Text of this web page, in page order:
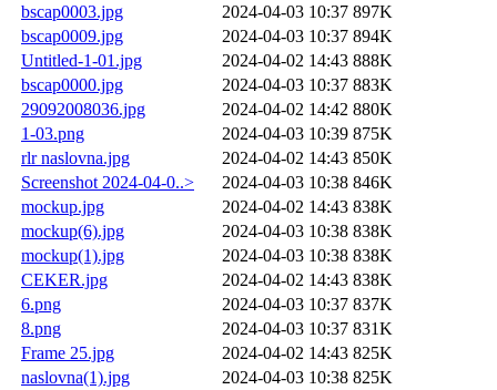
bscap0003.jpg
2024-04-03 10:37 897K
bscap0009.jpg
2024-04-03 10:37 894K
Untitled-1-01.jpg
2024-04-02 14:43 888K
bscap0000.jpg
2024-04-03 10:37 883K
29092008036.jpg
2024-04-02 14:42 880K
1-03.png
2024-04-03 10:39 875K
rlr naslovna.jpg
2024-04-02 14:43 850K
Screenshot 2024-04-0..>
2024-04-03 10:38 846K
mockup.jpg
2024-04-02 14:43 838K
mockup(6).jpg
2024-04-03 10:38 838K
mockup(1).jpg
2024-04-03 10:38 838K
CEKER.jpg
2024-04-02 14:43 838K
6.png
2024-04-03 10:37 837K
8.png
2024-04-03 10:37 831K
Frame 25.jpg
2024-04-02 14:43 825K
naslovna(1).jpg
2024-04-03 10:38 825K